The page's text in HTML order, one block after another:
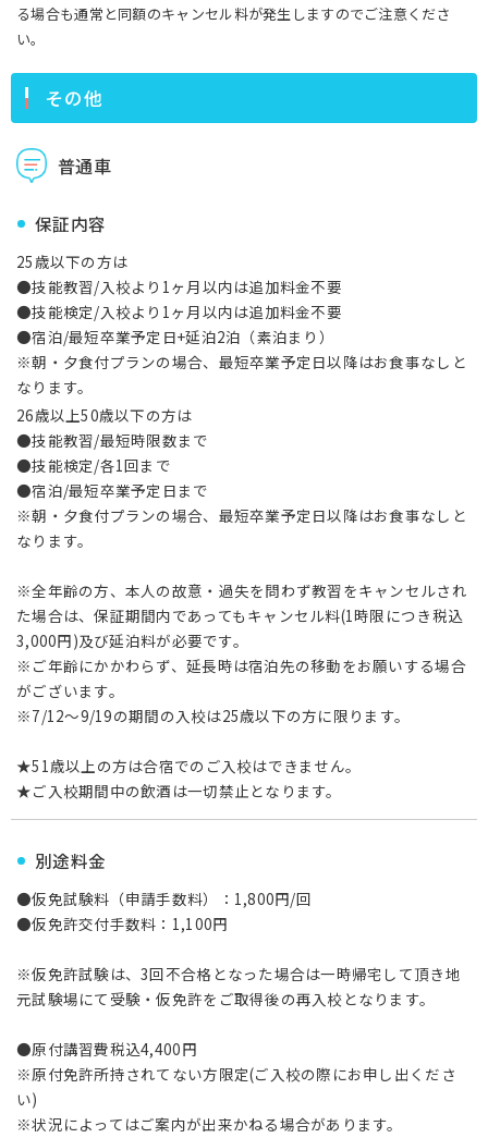
る場合も通常と同額のキャンセル料が発生しますのでご注意くださ
い。
その他
普通車
保証内容
25歳以下の方は
●技能教習/入校より1ヶ月以内は追加料金不要
●技能検定/入校より1ヶ月以内は追加料金不要
●宿泊/最短卒業予定日+延泊2泊（素泊まり）
※朝・夕食付プランの場合、最短卒業予定日以降はお食事なしと
なります。
26歳以上50歳以下の方は
●技能教習/最短時限数まで
●技能検定/各1回まで
●宿泊/最短卒業予定日まで
※朝・夕食付プランの場合、最短卒業予定日以降はお食事なしと
なります。
※全年齢の方、本人の故意・過失を問わず教習をキャンセルされ
た場合は、保証期間内であってもキャンセル料(1時限につき税込
3,000円)及び延泊料が必要です。
※ご年齢にかかわらず、延長時は宿泊先の移動をお願いする場合
がございます。
※7/12～9/19の期間の入校は25歳以下の方に限ります。
★51歳以上の方は合宿でのご入校はできません。
★ご入校期間中の飲酒は一切禁止となります。
別途料金
●仮免試験料（申請手数料）：1,800円/回
●仮免許交付手数料：1,100円
※仮免許試験は、3回不合格となった場合は一時帰宅して頂き地
元試験場にて受験・仮免許をご取得後の再入校となります。
●原付講習費税込4,400円
※原付免許所持されてない方限定(ご入校の際にお申し出くださ
い)
※状況によってはご案内が出来かねる場合があります。